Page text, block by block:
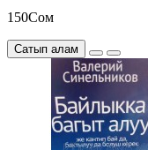
150Сом
Сатып алам